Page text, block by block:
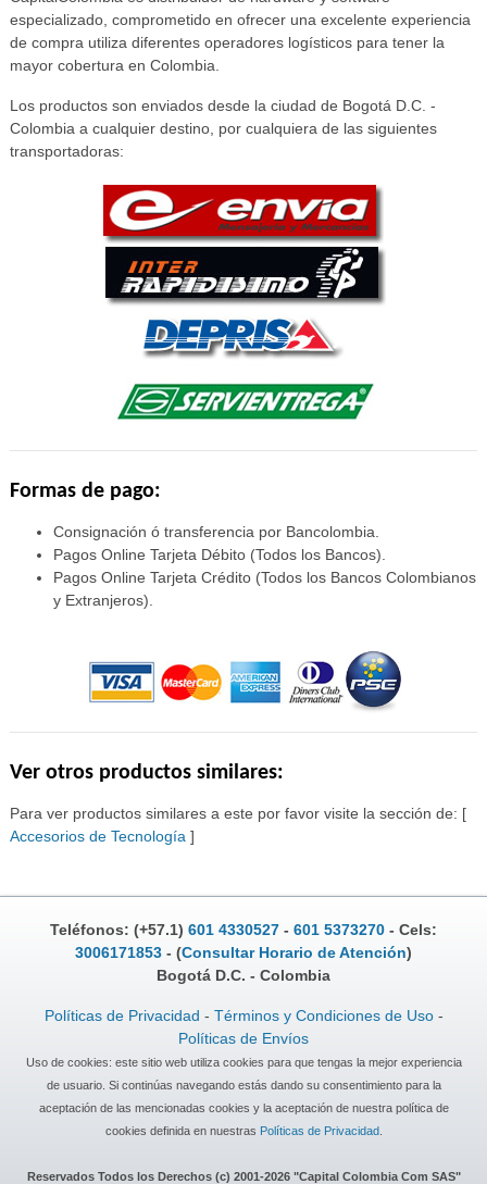
especializado, comprometido en ofrecer una excelente experiencia
de compra utiliza diferentes operadores logísticos para tener la
mayor cobertura en Colombia.
Los productos son enviados desde la ciudad de Bogotá D.C. -
Colombia a cualquier destino, por cualquiera de las siguientes
transportadoras:
Formas de pago:
Consignación ó transferencia por Bancolombia.
Pagos Online Tarjeta Débito (Todos los Bancos).
Pagos Online Tarjeta Crédito (Todos los Bancos Colombianos
y Extranjeros).
Ver otros productos similares:
Para ver productos similares a este por favor visite la sección de: [
Accesorios de Tecnología ]
Teléfonos: (+57.1) 601 4330527 - 601 5373270 - Cels:
3006171853 - (Consultar Horario de Atención)
Bogotá D.C. - Colombia
Políticas de Privacidad - Términos y Condiciones de Uso-
Políticas de Envíos
Uso de cookies: este sitio web utiliza cookies para que tengas la mejor experiencia
de usuario. Si continúas navegando estás dando su consentimiento para la
aceptación de las mencionadas cookies y la aceptación de nuestra política de
cookies definida en nuestras Políticas de Privacidad.
Reservados Todos los Derechos (c) 2001-2026 "Capital Colombia Com SAS"